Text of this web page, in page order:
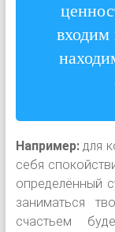
Например:для
себя
определённый
заниматься
счастьем